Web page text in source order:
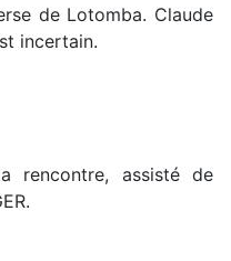
de Lotomba. Claude
incertain.
rencontre, assisté de